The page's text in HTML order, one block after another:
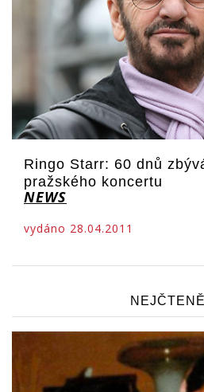
Ringo Starr: 60 dnů
pražského koncertu
NEWS
vydáno 28.04.2011